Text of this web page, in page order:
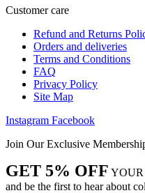
Customer care
Refund and Returns
Orders and deliveries
Terms and Conditions
FAQ
Privacy Policy
Site Map
Instagram Facebook
Join Our Exclusive
GET 5% OFF YOUR
and be the first to hear about